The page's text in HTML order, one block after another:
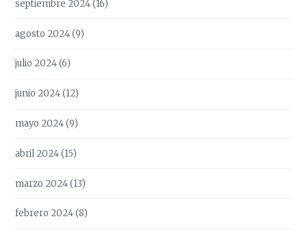
septiembre 2024(16)
agosto 2024(9)
julio 2024(6)
junio 2024(12)
mayo 2024(9)
abril 2024(15)
marzo 2024(13)
febrero 2024(8)